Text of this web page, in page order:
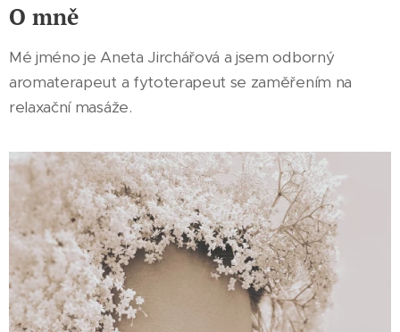
O mně
Mé jméno je Aneta Jirchářová a jsem odborný
aromaterapeut a fytoterapeut se zaměřením na
relaxační masáže.